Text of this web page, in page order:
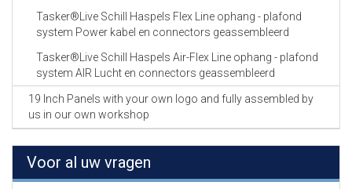
Tasker®Live Schill Haspels Flex Line ophang - plafond
system Power kabel en connectors geassembleerd
Tasker®Live Schill Haspels Air-Flex Line ophang - plafond
system AIR Lucht en connectors geassembleerd
19 Inch Panels with your own logo and fully assembled by
us in our own workshop
Voor al uw vragen